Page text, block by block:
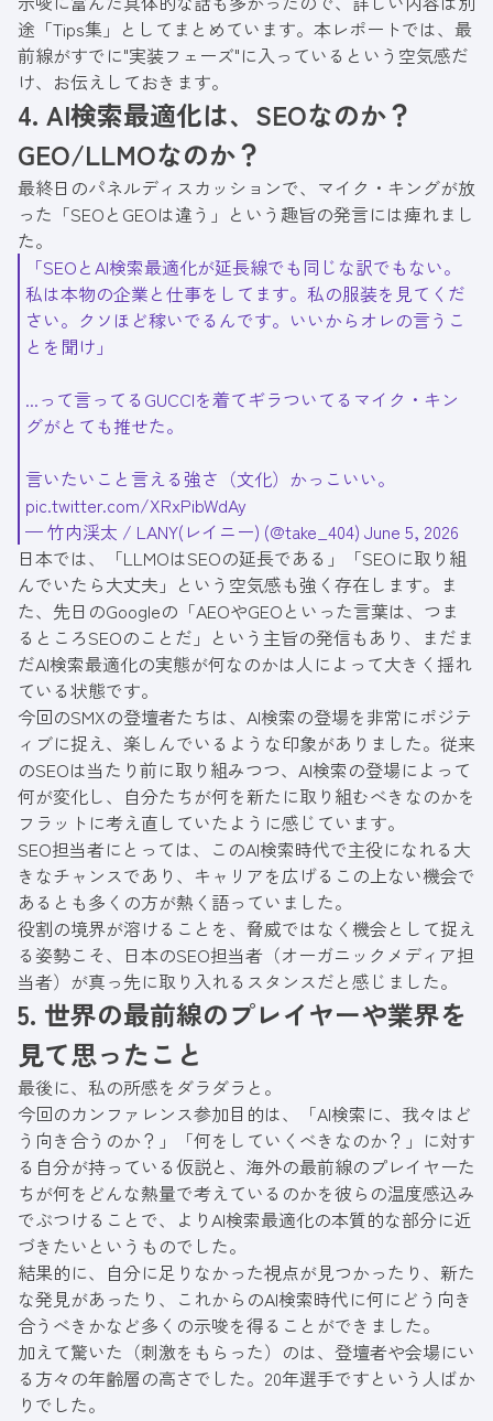
途「Tips集」としてまとめています。本レポートでは、最
前線がすでに"実装フェーズ"に入っているという空気感だ
け、お伝えしておきます。
4. AI検索最適化は、SEOなのか？
GEO/LLMOなのか？
最終日のパネルディスカッションで、マイク・キングが放
った「SEOとGEOは違う」という趣旨の発言には痺れまし
た。
「SEOとAI検索最適化が延長線でも同じな訳でもない。
私は本物の企業と仕事をしてます。私の服装を見てくだ
さい。クソほど稼いでるんです。いいからオレの言うこ
とを聞け」
...って言ってるGUCCIを着てギラついてるマイク・キン
グがとても推せた。
言いたいこと言える強さ（文化）かっこいい。
pic.twitter.com/XRxPibWdAy
— 竹内渓太 / LANY(レイニー) (@take_404) June 5, 2026
日本では、「LLMOはSEOの延長である」「SEOに取り組
んでいたら大丈夫」という空気感も強く存在します。ま
た、先日のGoogleの「AEOやGEOといった言葉は、つま
るところSEOのことだ」という主旨の発信もあり、まだま
だAI検索最適化の実態が何なのかは人によって大きく揺れ
ている状態です。
今回のSMXの登壇者たちは、AI検索の登場を非常にポジテ
ィブに捉え、楽しんでいるような印象がありました。従来
のSEOは当たり前に取り組みつつ、AI検索の登場によって
何が変化し、自分たちが何を新たに取り組むべきなのかを
フラットに考え直していたように感じています。
SEO担当者にとっては、このAI検索時代で主役になれる大
きなチャンスであり、キャリアを広げるこの上ない機会で
あるとも多くの方が熱く語っていました。
役割の境界が溶けることを、脅威ではなく機会として捉え
る姿勢こそ、日本のSEO担当者（オーガニックメディア担
当者）が真っ先に取り入れるスタンスだと感じました。
5. 世界の最前線のプレイヤーや業界を
見て思ったこと
最後に、私の所感をダラダラと。
今回のカンファレンス参加目的は、「AI検索に、我々はど
う向き合うのか？」「何をしていくべきなのか？」に対す
る自分が持っている仮説と、海外の最前線のプレイヤーた
ちが何をどんな熱量で考えているのかを彼らの温度感込み
でぶつけることで、よりAI検索最適化の本質的な部分に近
づきたいというものでした。
結果的に、自分に足りなかった視点が見つかったり、新た
な発見があったり、これからのAI検索時代に何にどう向き
合うべきかなど多くの示唆を得ることができました。
加えて驚いた（刺激をもらった）のは、登壇者や会場にい
る方々の年齢層の高さでした。20年選手ですという人ばか
りでした。